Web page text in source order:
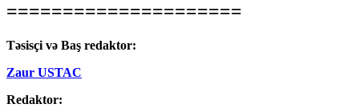
=====================
Təsisçi və Baş redaktor:
Zaur USTAC
Redaktor: